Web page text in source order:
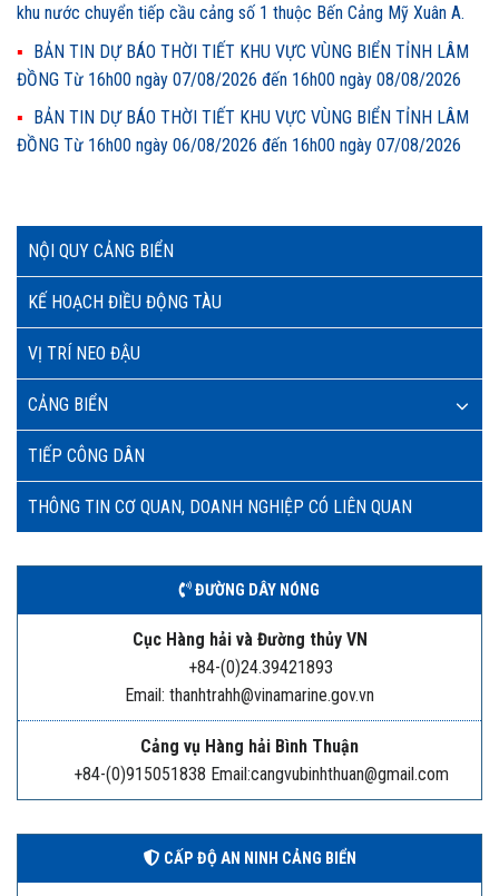
NỘI QUY CẢNG BIỂN
KẾ HOẠCH ĐIỀU ĐỘNG TÀU
VỊ TRÍ NEO ĐẬU
CẢNG BIỂN
TIẾP CÔNG DÂN
THÔNG TIN CƠ QUAN, DOANH NGHIỆP CÓ LIÊN QUAN
ĐƯỜNG DÂY NÓNG
Cục Hàng hải và Đường thủy VN
+84-(0)24.39421893
Email: thanhtrahh@vinamarine.gov.vn
Cảng vụ Hàng hải Bình Thuận
+84-(0)915051838 Email:cangvubinhthuan@gmail.com
CẤP ĐỘ AN NINH CẢNG BIỂN
khu nước chuyển tiếp cầu cảng số 1 thuộc Bến Cảng Mỹ Xuân A.
BẢN TIN DỰ BÁO THỜI TIẾT KHU VỰC VÙNG BIỂN TỈNH LÂM
ĐỒNG Từ 16h00 ngày 07/08/2026 đến 16h00 ngày 08/08/2026
BẢN TIN DỰ BÁO THỜI TIẾT KHU VỰC VÙNG BIỂN TỈNH LÂM
ĐỒNG Từ 16h00 ngày 06/08/2026 đến 16h00 ngày 07/08/2026